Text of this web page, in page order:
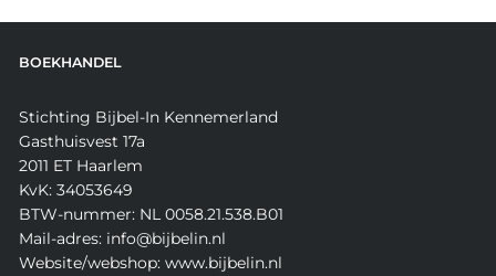
BOEKHANDEL
Stichting Bijbel-In Kennemerland
Gasthuisvest 17a
2011 ET Haarlem
KvK: 34053649
BTW-nummer: NL 0058.21.538.B01
Mail-adres: info@bijbelin.nl
Website/webshop: www.bijbelin.nl